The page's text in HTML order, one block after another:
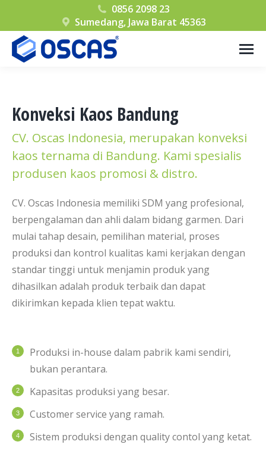
0856 2098 23
Sumedang, Jawa Barat 45363
Konveksi Kaos Bandung
CV. Oscas Indonesia, merupakan konveksi
kaos ternama di Bandung. Kami spesialis
produsen kaos promosi & distro.
CV. Oscas Indonesia memiliki SDM yang profesional,
berpengalaman dan ahli dalam bidang garmen. Dari
mulai tahap desain, pemilihan material, proses
produksi dan kontrol kualitas kami kerjakan dengan
standar tinggi untuk menjamin produk yang
dihasilkan adalah produk terbaik dan dapat
dikirimkan kepada klien tepat waktu.
Produksi in-house dalam pabrik kami sendiri,
bukan perantara.
Kapasitas produksi yang besar.
Customer service yang ramah.
Sistem produksi dengan quality contol yang ketat.